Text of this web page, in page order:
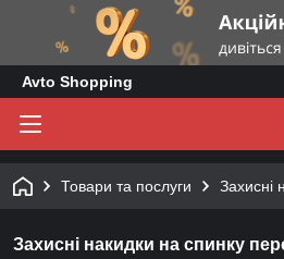
Avto Shopping
Товари та послуги Захисні
Захисні накидки на спинку